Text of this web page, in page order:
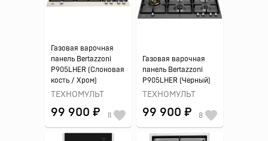
Газовая варочная
панель Bertazzoni
P905LHER (Слоновая
кость / Хром)
ТЕХНОМУЛЬТ
99 900 ₽ 11
Газовая варочная
панель Bertazzoni
P905LHER (Черный)
ТЕХНОМУЛЬТ
99 900 ₽ 8